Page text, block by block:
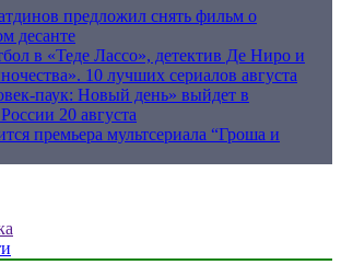
предложил снять фильм о
десанте
в «Теде Лассо», детектив Де Ниро и
10 лучших сериалов августа
паук: Новый день» выйдет в
20 августа
премьера мультсериала “Гроша и